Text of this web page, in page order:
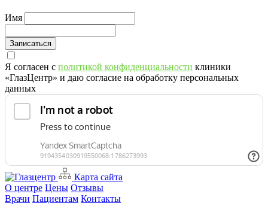
Имя
Записаться
Я согласен с политикой конфиденциальности клиники
«ГлазЦентр» и даю согласие на обработку персональных
данных
Карта сайта
О центре Цены Отзывы
Врачи Пациентам Контакты